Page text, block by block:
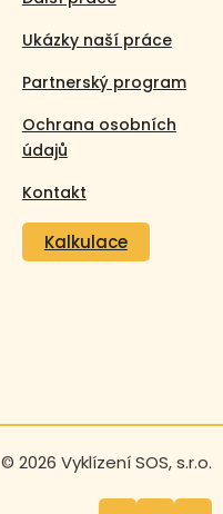
Ukázky naší práce
Partnerský program
Ochrana osobních
údajů
Kontakt
Kalkulace
© 2026 Vyklízení SOS, s.r.o.